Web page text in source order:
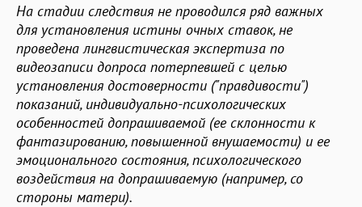
На стадии следствия не проводился ряд важных
для установления истины очных ставок, не
проведена лингвистическая экспертиза по
видеозаписи допроса потерпевшей с целью
установления достоверности ("правдивости")
показаний, индивидуально-психологических
особенностей допрашиваемой (ее склонности к
фантазированию, повышенной внушаемости) и ее
эмоционального состояния, психологического
воздействия на допрашиваемую (например, со
стороны матери).